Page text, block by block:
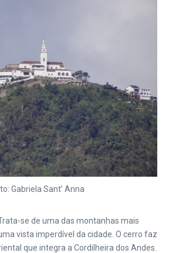
Gabriela Sant’ Anna
se de uma das montanhas mais
vista imperdível da cidade. O cerro faz
que integra a Cordilheira dos Andes.